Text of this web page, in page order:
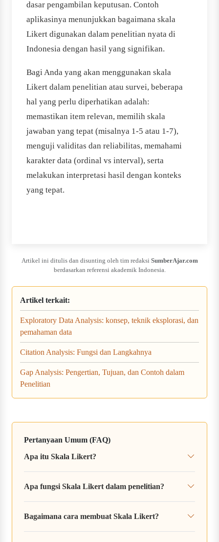
dasar pengambilan keputusan. Contoh
aplikasinya menunjukkan bagaimana skala
Likert digunakan dalam penelitian nyata di
Indonesia dengan hasil yang signifikan.
Bagi Anda yang akan menggunakan skala
Likert dalam penelitian atau survei, beberapa
hal yang perlu diperhatikan adalah:
memastikan item relevan, memilih skala
jawaban yang tepat (misalnya 1-5 atau 1-7),
menguji validitas dan reliabilitas, memahami
karakter data (ordinal vs interval), serta
melakukan interpretasi hasil dengan konteks
yang tepat.
Artikel ini ditulis dan disunting oleh tim redaksi SumberAjar.com
berdasarkan referensi akademik Indonesia.
Artikel terkait:
Exploratory Data Analysis: konsep, teknik eksplorasi, dan
pemahaman data
Citation Analysis: Fungsi dan Langkahnya
Gap Analysis: Pengertian, Tujuan, dan Contoh dalam
Penelitian
Pertanyaan Umum (FAQ)
Apa itu Skala Likert?
Apa fungsi Skala Likert dalam penelitian?
Bagaimana cara membuat Skala Likert?